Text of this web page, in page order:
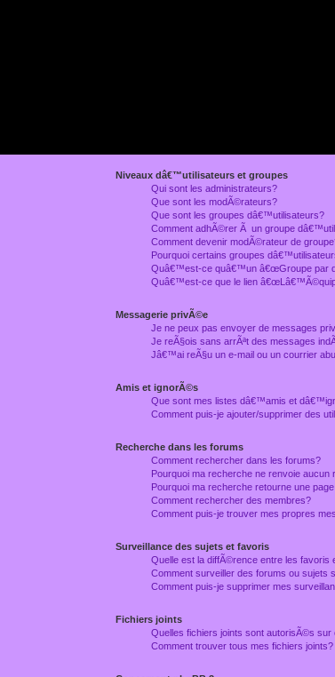
Niveaux dâ€™utilisateurs et groupes
Qui sont les administrateurs?
Que sont les modÃ©rateurs?
Que sont les groupes dâ€™utilisateurs?
Comment adhÃ©rer Ã un groupe
Comment devenir modÃ©rateur de
Pourquoi certains groupes
Quâ€™est-ce quâ€™un â€œGroupe par
Quâ€™est-ce que le lien
Messagerie privÃ©e
Je ne peux pas envoyer de messages
Je reÃ§ois sans arrÃªt des messages
Jâ€™ai reÃ§u un e-mail ou un courrier
Amis et ignorÃ©s
Que sont mes listes dâ€™amis et
Comment puis-je ajouter/supprimer des
Recherche dans les forums
Comment rechercher dans les forums?
Pourquoi ma recherche ne renvoie aucun
Pourquoi ma recherche retourne une
Comment rechercher des membres?
Comment puis-je trouver mes propres
Surveillance des sujets et favoris
Quelle est la diffÃ©rence entre les favoris
Comment surveiller des forums ou sujets
Comment puis-je supprimer mes
Fichiers joints
Quelles fichiers joints sont autorisÃ©s sur
Comment trouver tous mes fichiers joints?